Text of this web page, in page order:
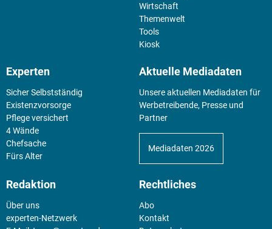
Wirtschaft
Themenwelt
Tools
Kiosk
Experten
Sicher Selbstständig
Existenz­vorsorge
Pflege versichert
4 Wände
Chefsache
Fürs Alter
Aktuelle Mediadaten
Unsere aktuellen Mediadaten für
Werbetreibende, Presse und
Partner
Mediadaten 2026
Redaktion
Über uns
experten-Netzwerk
Rechtliches
Abo
Kontakt